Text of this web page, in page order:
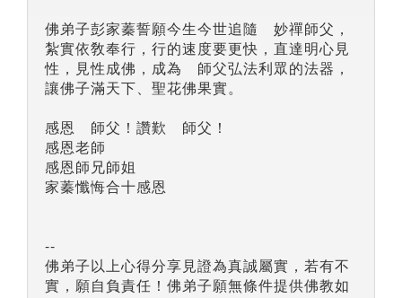
佛弟子彭家蓁誓願今生今世追隨 妙禪師父，
紮實依敎奉行，行的速度要更快，直達明心見
性，見性成佛，成為 師父弘法利眾的法器，
讓佛子滿天下、聖花佛果實。
感恩 師父！讚歎 師父！
感恩老師
感恩師兄師姐
家蓁懺悔合十感恩
--
佛弟子以上心得分享見證為真誠屬實，若有不
實，願自負責任！佛弟子願無條件提供佛教如